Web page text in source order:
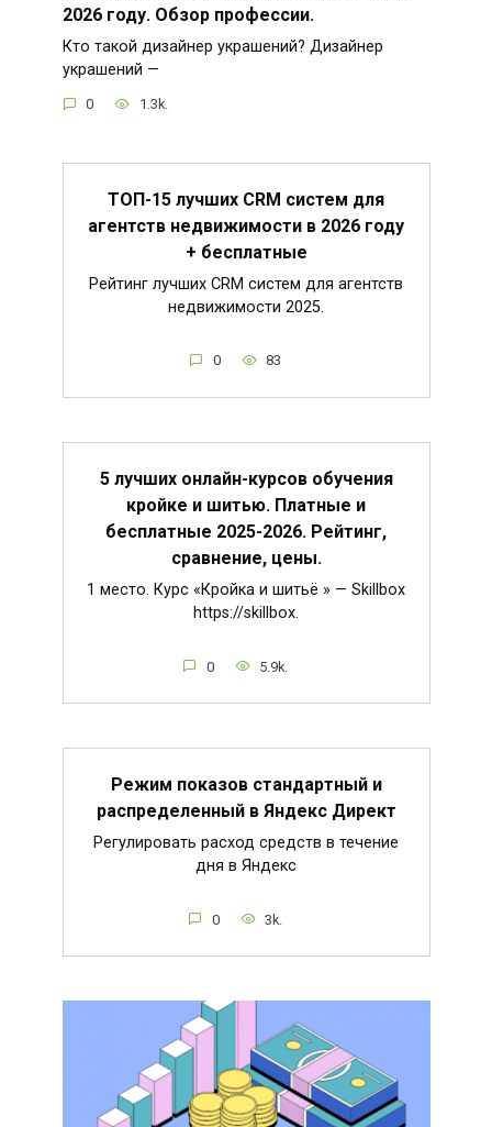
2026 году. Обзор профессии.
Кто такой дизайнер украшений? Дизайнер
украшений —
0 1.3k.
ТОП-15 лучших CRM систем для
агентств недвижимости в 2026 году
+ бесплатные
Рейтинг лучших CRM систем для агентств
недвижимости 2025.
0 83
5 лучших онлайн-курсов обучения
кройке и шитью. Платные и
бесплатные 2025-2026. Рейтинг,
сравнение, цены.
1 место. Курс «Кройка и шитьё » — Skillbox
https://skillbox.
0 5.9k.
Режим показов стандартный и
распределенный в Яндекс Директ
Регулировать расход средств в течение
дня в Яндекс
0 3k.